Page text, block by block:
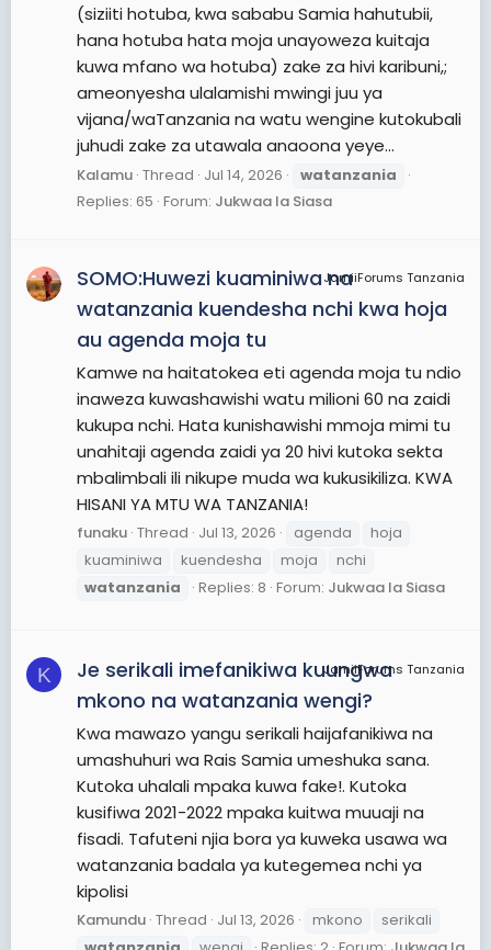
(siziiti hotuba, kwa sababu Samia hahutubii,
hana hotuba hata moja unayoweza kuitaja
kuwa mfano wa hotuba) zake za hivi karibuni,;
ameonyesha ulalamishi mwingi juu ya
vijana/waTanzania na watu wengine kutokubali
juhudi zake za utawala anaoona yeye...
Kalamu Thread Jul 14, 2026
watanzania
Replies: 65 Forum: Jukwaa la Siasa
JamiiForums Tanzania
SOMO:Huwezi kuaminiwa na
watanzania kuendesha nchi kwa hoja
au agenda moja tu
Kamwe na haitatokea eti agenda moja tu ndio
inaweza kuwashawishi watu milioni 60 na zaidi
kukupa nchi. Hata kunishawishi mmoja mimi tu
unahitaji agenda zaidi ya 20 hivi kutoka sekta
mbalimbali ili nikupe muda wa kukusikiliza. KWA
HISANI YA MTU WA TANZANIA!
funaku Thread Jul 13, 2026 agenda
hoja
kuaminiwa
kuendesha moja
nchi
watanzania
Replies: 8 Forum: Jukwaa la Siasa
K JamiiForums Tanzania
Je serikali imefanikiwa kuungwa
mkono na watanzania wengi?
Kwa mawazo yangu serikali haijafanikiwa na
umashuhuri wa Rais Samia umeshuka sana.
Kutoka uhalali mpaka kuwa fake!. Kutoka
kusifiwa 2021-2022 mpaka kuitwa muuaji na
fisadi. Tafuteni njia bora ya kuweka usawa wa
watanzania badala ya kutegemea nchi ya
kipolisi
Kamundu Thread Jul 13, 2026 mkono
serikali